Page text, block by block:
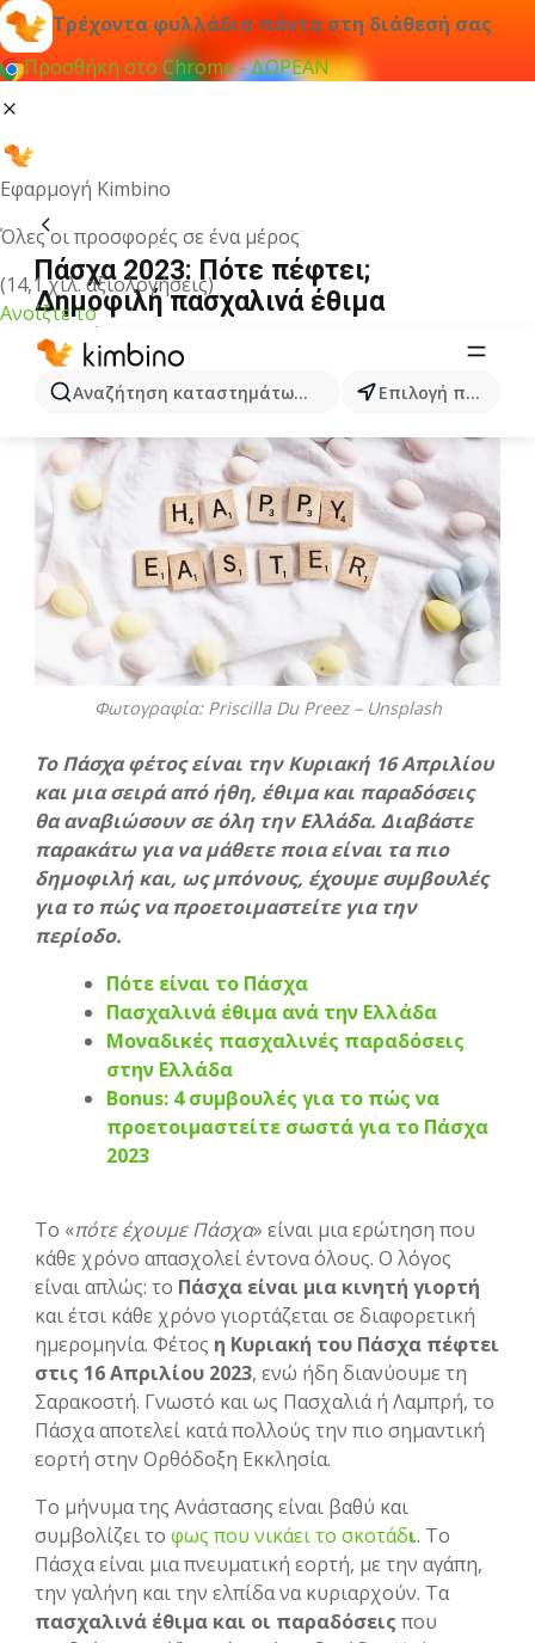
Τρέχοντα φυλλάδια πάντα στη διάθεσή σας
Προσθήκη στο Chrome - ΔΩΡΕΑΝ
Εφαρμογή Kimbino
Όλες οι προσφορές σε ένα μέρος
(14,1 χιλ. αξιολογήσεις)
Ανοίξτε το
Αναζήτηση καταστημάτων, κατηγοριών, προϊόντων...
Επιλογή πόλης
Πάσχα 2023: Πότε πέφτει;
Δημοφιλή πασχαλινά έθιμα
20 Μαρτίου 2023
Φωτογραφία: Priscilla Du Preez – Unsplash
Το Πάσχα φέτος είναι την Κυριακή 16 Απριλίου
και μια σειρά από ήθη, έθιμα και παραδόσεις
θα αναβιώσουν σε όλη την Ελλάδα. Διαβάστε
παρακάτω για να μάθετε ποια είναι τα πιο
δημοφιλή και, ως μπόνους, έχουμε συμβουλές
για το πώς να προετοιμαστείτε για την
περίοδο.
Πότε είναι το Πάσχα
Πασχαλινά έθιμα ανά την Ελλάδα
Μοναδικές πασχαλινές παραδόσεις
στην Ελλάδα
Bonus: 4 συμβουλές για το πώς να
προετοιμαστείτε σωστά για το Πάσχα
2023
Το «πότε έχουμε Πάσχα» είναι μια ερώτηση που
κάθε χρόνο απασχολεί έντονα όλους. Ο λόγος
είναι απλώς: το Πάσχα είναι μια κινητή γιορτή
και έτσι κάθε χρόνο γιορτάζεται σε διαφορετική
ημερομηνία. Φέτος η Κυριακή του Πάσχα πέφτει
στις 16 Απριλίου 2023, ενώ ήδη διανύουμε τη
Σαρακοστή. Γνωστό και ως Πασχαλιά ή Λαμπρή, το
Πάσχα αποτελεί κατά πολλούς την πιο σημαντική
εορτή στην Ορθόδοξη Εκκλησία.
Το μήνυμα της Ανάστασης είναι βαθύ και
συμβολίζει το φως που νικάει το σκοτάδι. Το
Πάσχα είναι μια πνευματική εορτή, με την αγάπη,
την γαλήνη και την ελπίδα να κυριαρχούν. Τα
πασχαλινά έθιμα και οι παραδόσεις που